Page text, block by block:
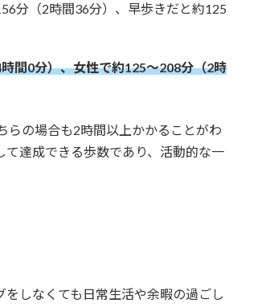
分（2時間36分）、早歩きだと約125
間0分）、女性で約125〜208分（2時
らの場合も2時間以上かかることがわ
達成できる歩数であり、活動的な一
しなくても日常生活や余暇の過ごし